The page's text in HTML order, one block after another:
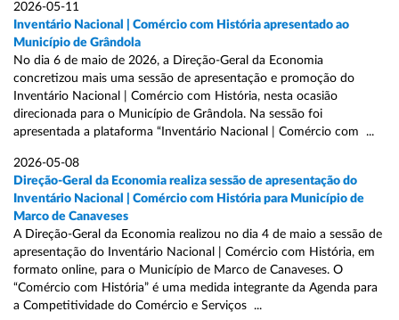
2026-05-11
Inventário Nacional | Comércio com História apresentado ao
Município de Grândola
No dia 6 de maio de 2026, a Direção-Geral da Economia
concretizou mais uma sessão de apresentação e promoção do
Inventário Nacional | Comércio com História, nesta ocasião
direcionada para o Município de Grândola. Na sessão foi
apresentada a plataforma “Inventário Nacional | Comércio com ...
2026-05-08
Direção-Geral da Economia realiza sessão de apresentação do
Inventário Nacional | Comércio com História para Município de
Marco de Canaveses
A Direção-Geral da Economia realizou no dia 4 de maio a sessão de
apresentação do Inventário Nacional | Comércio com História, em
formato online, para o Município de Marco de Canaveses. O
“Comércio com História” é uma medida integrante da Agenda para
a Competitividade do Comércio e Serviços ...